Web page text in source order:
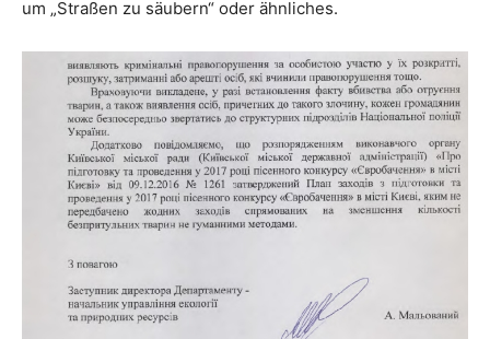
um „Straßen zu säubern“ oder ähnliches.